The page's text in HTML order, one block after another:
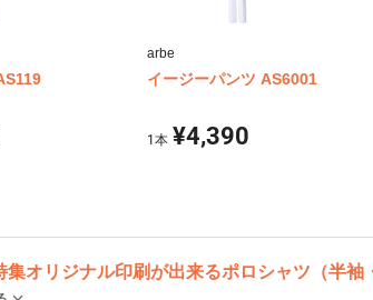
arbe
イージーパンツ AS6001
1本 ¥4,390
集オリジナル印刷が出来るポロシャツ（半袖